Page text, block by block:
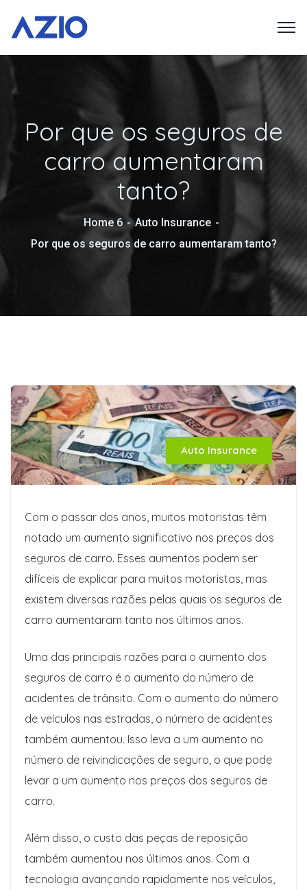
Por que os seguros de
carro aumentaram
tanto?
Home 6
Auto Insurance
Por que os seguros de carro aumentaram tanto?
Auto Insurance
Com o passar dos anos, muitos motoristas têm
notado um aumento significativo nos preços dos
seguros de carro. Esses aumentos podem ser
difíceis de explicar para muitos motoristas, mas
existem diversas razões pelas quais os seguros de
carro aumentaram tanto nos últimos anos.
Uma das principais razões para o aumento dos
seguros de carro é o aumento do número de
acidentes de trânsito. Com o aumento do número
de veículos nas estradas, o número de acidentes
também aumentou. Isso leva a um aumento no
número de reivindicações de seguro, o que pode
levar a um aumento nos preços dos seguros de
carro.
Além disso, o custo das peças de reposição
também aumentou nos últimos anos. Com a
tecnologia avançando rapidamente nos veículos,